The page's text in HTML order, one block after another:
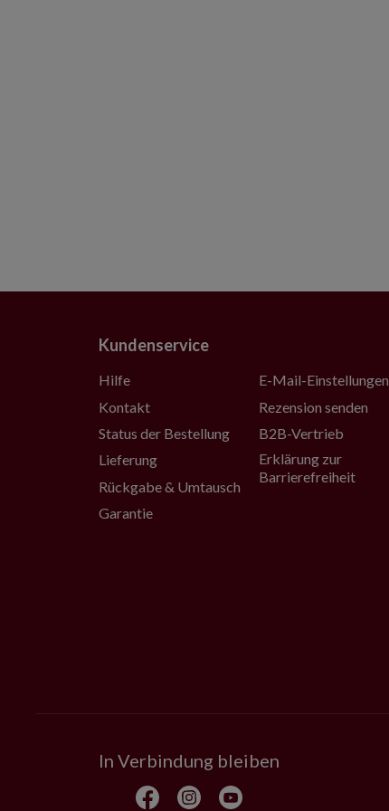
Kundenservice
Hilfe
Kontakt
Status der Bestellung
Lieferung
Rückgabe & Umtausch
Garantie
E-Mail-Einstellungen
Rezension senden
B2B-Vertrieb
Erklärung zur
Barrierefreiheit
In Verbindung bleiben